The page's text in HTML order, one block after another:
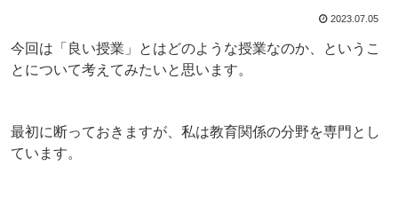
2023.07.05
今回は「良い授業」とはどのような授業なのか、というこ
とについて考えてみたいと思います。
最初に断っておきますが、私は教育関係の分野を専門とし
ています。